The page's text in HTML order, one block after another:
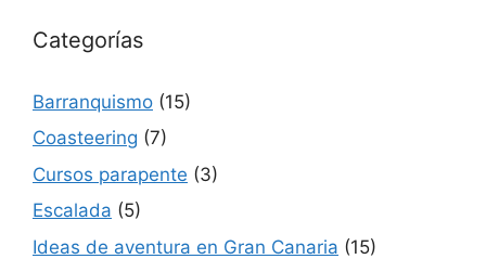
Categorías
Barranquismo (15)
Coasteering (7)
Cursos parapente (3)
Escalada (5)
Ideas de aventura en Gran Canaria (15)